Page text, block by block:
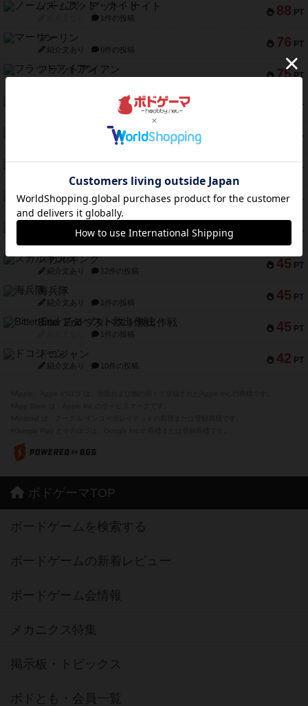
88 PT
ノームズ・アット・ナイト
1件の投稿
76 PT
マーリン
紹介文あり 6件の投稿
75 PT
フラットアイアン
PT
トランスオリエント・エクスプレス
1件の投稿
PT
アンブッシュ！：ムーブアウト！
1件の投稿
PT
キャプテン・フリップ：イスラ・ボンバ
紹介文なし 2件の投稿
46 PT
ガルフストライク
紹介文あり 1件の投稿
PT
エコーズ・オブ・タイム
45 PT
スカルキング
紹介文あり 12件の投稿
45 PT
海兵隊
紹介文あり 1件の投稿
45 PT
Bitter End ブタペスト救出作戦
1件の投稿
42 PT
ドコジャン
紹介文あり 10件の投稿
ボドゲーマTOP
ボードゲームを検索する
ボードゲームの新着レビュー
ボードゲーム会情報
メカニクス特集
掲示板・トピックス
ボドとも・会員一覧